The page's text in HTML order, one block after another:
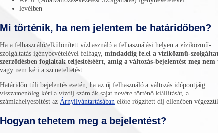
levélben
Mi történik, ha nem jelentem be határidőben?
Ha a felhasználó/elkülönített vízhasználó a felhasználási helyen a víziközmű-
szolgáltatás igénybevételével felhagy, mindaddig felel a víziközmű-
szerződésben foglaltak teljesítéséért, amíg a változás-bejelentést meg nem
vagy nem kéri a szüneteltetést.
Határidőn túli bejelentés esetén, ha az új felhasználó a változás időpontjáig
visszamenőleg kéri a vízdíj számlák saját nevére történő kiállítását, a
számlahelyesbítést az Árnyilvántartásában előre rögzített díj ellenében
Hogyan tehetem meg a bejelentést?